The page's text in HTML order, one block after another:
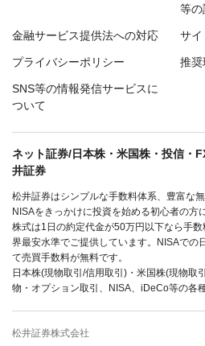
等の
金融サービス提供法への対応 サイ
プライバシーポリシー 推奨
SNS等の情報発信サービスに
ついて
ネット証券/日本株・米国株・投信・
井証券
松井証券はシンプルな手数料体系、豊富な
NISAをきっかけに投資を始める初心者の方
株式は1日の約定代金が50万円以下なら手
界最安水準でご提供しています。NISAでの
て売買手数料が無料です。
日本株(現物取引/信用取引)・米国株(現物取
物・オプション取引、NISA、iDeCo等の各
松井証券株式会社